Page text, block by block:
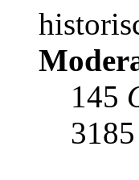
145
3185